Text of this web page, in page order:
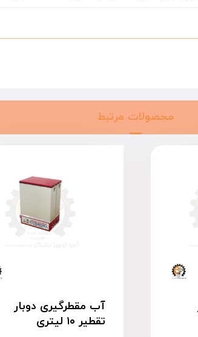
محصولات مرتبط
آب مقطرگیری دوبار
تقطیر ۱۰ لیتری